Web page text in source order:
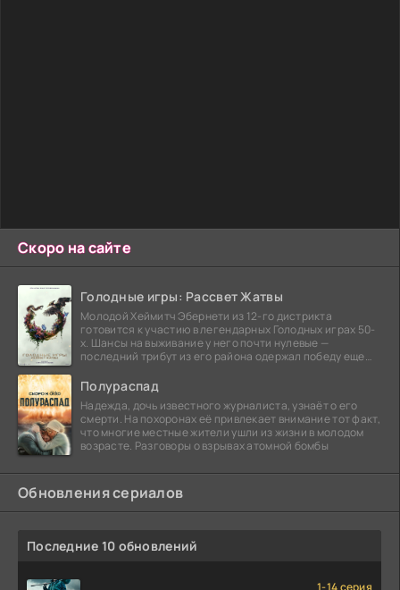
Скоро на сайте
Голодные игры: Рассвет Жатвы
Молодой Хеймитч Эбернети из 12-го дистрикта
готовится к участию в легендарных Голодных играх 50-
х. Шансы на выживание у него почти нулевые —
последний трибут из его района одержал победу еще
Полураспад
Надежда, дочь известного журналиста, узнаёт о его
смерти. На похоронах её привлекает внимание тот факт,
что многие местные жители ушли из жизни в молодом
возрасте. Разговоры о взрывах атомной бомбы
Обновления сериалов
Последние 10 обновлений
1-14 серия